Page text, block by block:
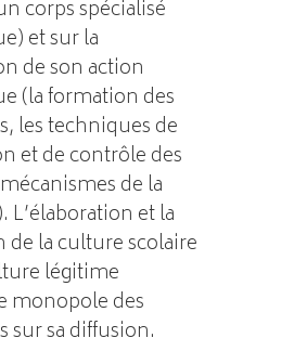
corps spécialisé
et sur la
de son action
(la formation des
les techniques de
et de contrôle des
de la
et la
de la culture scolaire
légitime
monopole des
sur sa diffusion.